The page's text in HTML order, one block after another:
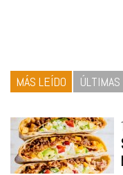
MÁS LEÍDO